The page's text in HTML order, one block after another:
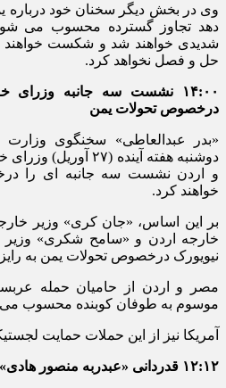
وی در بخش دیگر سخنان خود درباره
دهد تجاوز گسترده محسوب می
شدیدی خواهند شد و شکست خواهند
حل و فصل نخواهد کرد.
۱۴:۰۰ نشست سه جانبه
درخصوص تحولات یمن
«بدر عبدالعاطی» سخنگوی
دوشنبه هفته آینده
و اردن نشست سه جانبه ای را
خواهند کرد.
بر این اساس، «جان کری» وزیر
خارجه اردن و «سامح شکری» وزیر
نیویورک درخصوص تحولات یمن به
مصر و اردن از حامیان حمله
موسوم به طوفان کوبنده محسوب
آمریکا نیز از این حملات حمایت
۱۲:۱۲ قدردانی «عبدربه منصور هادی» از پادشاه عربستان